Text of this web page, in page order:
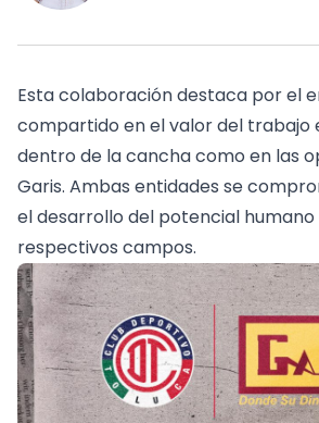
Esta colaboración destaca por el
compartido en el valor del trabajo
dentro de la cancha como en las
Garis. Ambas entidades se
el desarrollo del potencial humano
respectivos campos.